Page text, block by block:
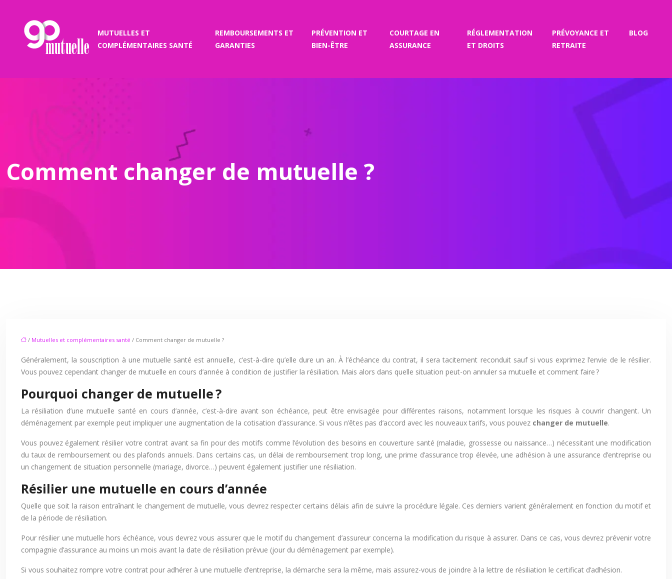
MUTUELLES ET
COMPLÉMENTAIRES SANTÉ
REMBOURSEMENTS ET
GARANTIES
PRÉVENTION ET
BIEN-ÊTRE
COURTAGE EN
ASSURANCE
RÉGLEMENTATION
ET DROITS
PRÉVOYANCE ET
RETRAITE
BLOG
Comment changer de mutuelle ?
/ Mutuelles et complémentaires santé / Comment changer de mutuelle ?
Généralement, la souscription à une mutuelle santé est annuelle, c’est-à-dire qu’elle dure un an. À l’échéance du contrat, il sera tacitement reconduit sauf si vous exprimez l’envie de le résilier.
Vous pouvez cependant changer de mutuelle en cours d’année à condition de justifier la résiliation. Mais alors dans quelle situation peut-on annuler sa mutuelle et comment faire ?
Pourquoi changer de mutuelle ?
La résiliation d’une mutuelle santé en cours d’année, c’est-à-dire avant son échéance, peut être envisagée pour différentes raisons, notamment lorsque les risques à couvrir changent. Un
déménagement par exemple peut impliquer une augmentation de la cotisation d’assurance. Si vous n’êtes pas d’accord avec les nouveaux tarifs, vous pouvez changer de mutuelle.
Vous pouvez également résilier votre contrat avant sa fin pour des motifs comme l’évolution des besoins en couverture santé (maladie, grossesse ou naissance…) nécessitant une modification
du taux de remboursement ou des plafonds annuels. Dans certains cas, un délai de remboursement trop long, une prime d’assurance trop élevée, une adhésion à une assurance d’entreprise ou
un changement de situation personnelle (mariage, divorce…) peuvent également justifier une résiliation.
Résilier une mutuelle en cours d’année
Quelle que soit la raison entraînant le changement de mutuelle, vous devrez respecter certains délais afin de suivre la procédure légale. Ces derniers varient généralement en fonction du motif et
de la période de résiliation.
Pour résilier une mutuelle hors échéance, vous devrez vous assurer que le motif du changement d’assureur concerna la modification du risque à assurer. Dans ce cas, vous devrez prévenir votre
compagnie d’assurance au moins un mois avant la date de résiliation prévue (jour du déménagement par exemple).
Si vous souhaitez rompre votre contrat pour adhérer à une mutuelle d’entreprise, la démarche sera la même, mais assurez-vous de joindre à la lettre de résiliation le certificat d’adhésion.